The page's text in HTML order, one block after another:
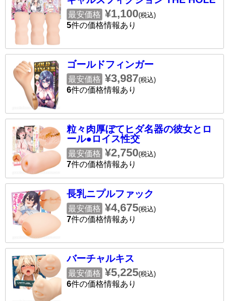
最安価格 ¥1,100(税込)
5件の価格情報あり
ゴールドフィンガー
最安価格 ¥3,987(税込)
6件の価格情報あり
粒々肉厚ぼてヒダ名器の彼女とロ
ール●ロイス性交
最安価格 ¥2,750(税込)
7件の価格情報あり
長乳ニプルファック
最安価格 ¥4,675(税込)
7件の価格情報あり
バーチャルキス
最安価格 ¥5,225(税込)
6件の価格情報あり